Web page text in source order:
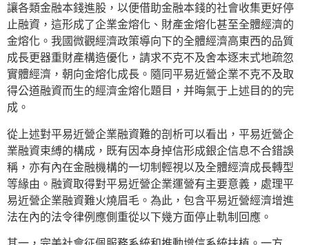
讓各類金融本錢進股，以便借助金融本錢的社會收集更好停
止融資，這形成了企業金熔化、財產金熔化甚至全體經濟的
金熔化。我國微觀經濟政策導向下的全體經濟高東西的品質
成長更器重財產構造優化，請求不克不及舍本逐末式地疏忽
實體經濟，朝向金熔化成長。隨同平易近營企業不克不及取
得公道融資而生的經濟金熔化題目，并晦氣于上述目的的完
成。
從上述對平易近營企業融資難的剖析可以看出，平易近營企
業融資束縛的構成，既有因本身掉信形成銀企信息不合錯誤
稱，亦有內在金融機構的一切制輕視以及全體經濟成長轉型
等緣由。融資取得對平易近營企業運營有主要意義，處理平
易近營企業融資難火燒眉毛。為此，包含平易近營經濟增進
法在內的法令律例應側重從以下幾方面停止軌制回應。